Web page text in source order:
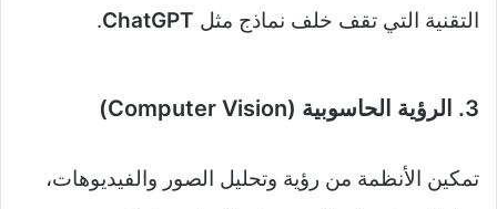
التقنية التي تقف خلف نماذج مثل ChatGPT
.
3. الرؤية الحاسوبية (Computer Vision)
تمكين الأنظمة من رؤية وتحليل الصور والفيديوهات،